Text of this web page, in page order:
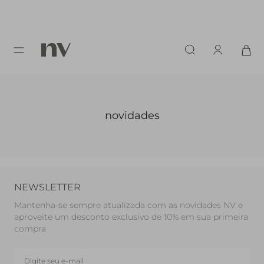
novidades
NEWSLETTER
Mantenha-se sempre atualizada com as novidades NV e
aproveite um desconto exclusivo de 10% em sua primeira
compra